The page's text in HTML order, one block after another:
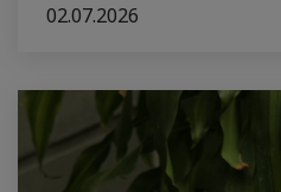
02.07.2026